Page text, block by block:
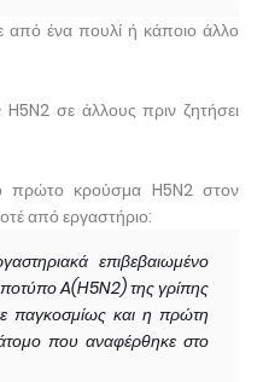
από ένα πουλί ή κάποιο άλλο
σε άλλους πριν ζητήσει
πρώτο κρούσμα H5N2 στον
από εργαστήριο:
επιβεβαιωμένο
A(H5N2) της γρίπης
παγκοσμίως και η πρώτη
που αναφέρθηκε στο